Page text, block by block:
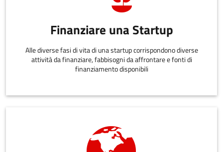
Finanziare una Startup
Alle diverse fasi di vita di una startup corrispondono diverse
attività da finanziare, fabbisogni da affrontare e fonti di
finanziamento disponibili